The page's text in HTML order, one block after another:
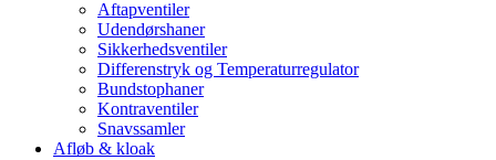
Aftapventiler
Udendørshaner
Sikkerhedsventiler
Differenstryk og Temperaturregulator
Bundstophaner
Kontraventiler
Snavssamler
Afløb & kloak